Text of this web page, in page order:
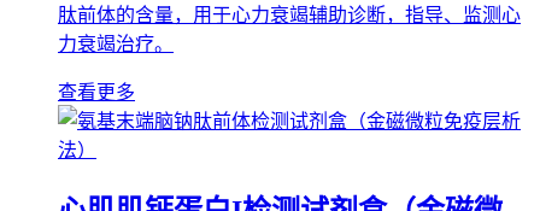
肽前体的含量，用于心力衰竭辅助诊断，指导、监测心
力衰竭治疗。
查看更多